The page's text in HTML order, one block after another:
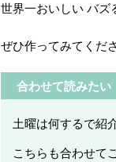
世界一おいしい バズ
ぜひ作ってみてくだ
合わせて読みたい
土曜は何するで紹
こちらも合わせて